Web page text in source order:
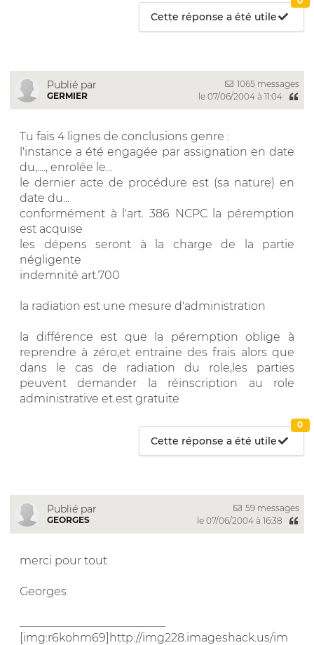
Cette réponse a été utile
Publié par
GERMIER
1065 messages
le 07/06/2004 à 11:04
Tu fais 4 lignes de conclusions genre :
l'instance a été engagée par assignation en date
du,...., enrolée le...
le dernier acte de procédure est (sa nature) en
date du...
conformément à l'art. 386 NCPC la péremption
est acquise
les dépens seront à la charge de la partie
négligente
indemnité art.700
la radiation est une mesure d'administration
la différence est que la péremption oblige à
reprendre à zéro,et entraine des frais alors que
dans le cas de radiation du role,les parties
peuvent demander la réinscription au role
administrative et est gratuite
Cette réponse a été utile
0
Publié par
GEORGES
59 messages
le 07/06/2004 à 16:38
merci pour tout
Georges
[img:r6kohm69]http://img228.imageshack.us/im